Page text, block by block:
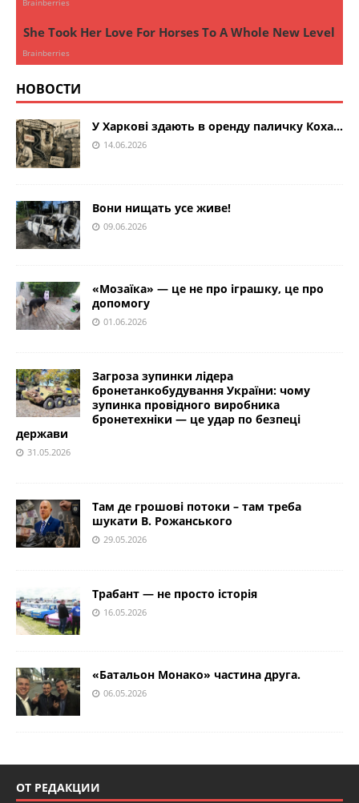
НОВОСТИ
У Харкові здають в оренду паличку Коха…
14.06.2026
Вони нищать усе живе!
09.06.2026
«Мозаїка» — це не про іграшку, це про
допомогу
01.06.2026
Загроза зупинки лідера
бронетанкобудування України: чому
зупинка провідного виробника
бронетехніки — це удар по безпеці
держави
31.05.2026
Там де грошові потоки – там треба
шукати В. Рожанського
29.05.2026
Трабант — не просто історія
16.05.2026
«Батальон Монако» частина друга.
06.05.2026
ОТ РЕДАКЦИИ